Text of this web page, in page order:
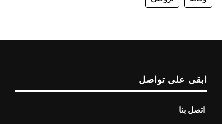
ابقى على تواصل
اتصل بنا